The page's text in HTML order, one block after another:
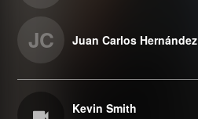
JC Juan Carlos Hernández
Kevin Smith